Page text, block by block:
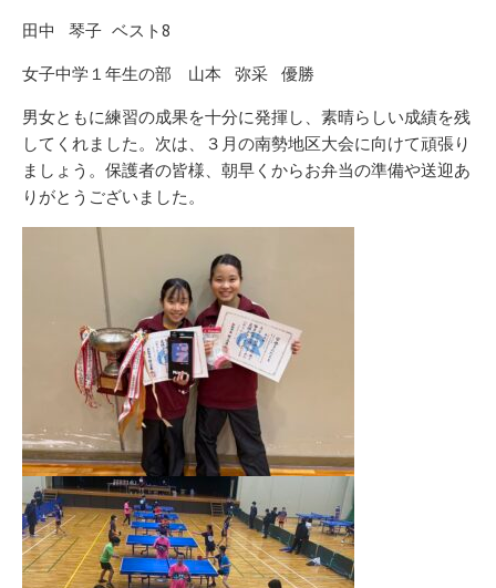
田中 琴子 ベスト8
女子中学１年生の部 山本 弥采 優勝
男女ともに練習の成果を十分に発揮し、素晴らしい成績を残
してくれました。次は、３月の南勢地区大会に向けて頑張り
ましょう。保護者の皆様、朝早くからお弁当の準備や送迎あ
りがとうございました。